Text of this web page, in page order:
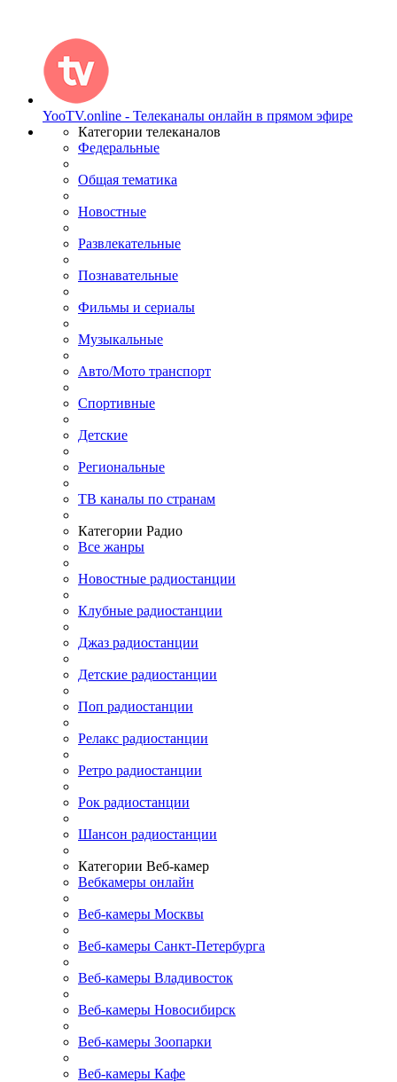
YooTV.online - Телеканалы онлайн в прямом эфире
Категории телеканалов
Федеральные
Общая тематика
Новостные
Развлекательные
Познавательные
Фильмы и сериалы
Музыкальные
Авто/Мото транспорт
Спортивные
Детские
Региональные
ТВ каналы по странам
Категории Радио
Все жанры
Новостные радиостанции
Клубные радиостанции
Джаз радиостанции
Детские радиостанции
Поп радиостанции
Релакс радиостанции
Ретро радиостанции
Рок радиостанции
Шансон радиостанции
Категории Веб-камер
Вебкамеры онлайн
Веб-камеры Москвы
Веб-камеры Санкт-Петербурга
Веб-камеры Владивосток
Веб-камеры Новосибирск
Веб-камеры Зоопарки
Веб-камеры Кафе